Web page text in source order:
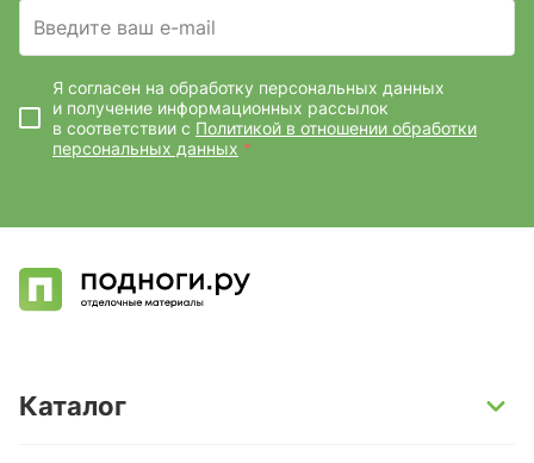
Введите ваш e-mail
Я согласен на обработку персональных данных
и получение информационных рассылок
в соответствии с Политикой в отношении обработки
персональных данных *
Каталог